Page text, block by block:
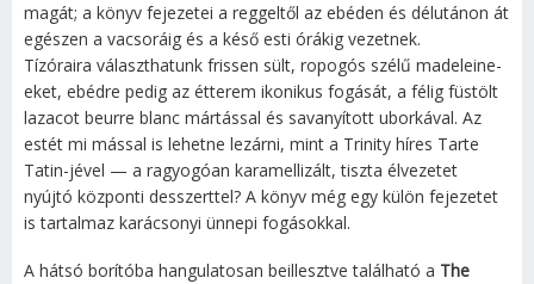
magát; a könyv fejezetei a reggeltől az ebéden és délutánon át
egészen a vacsoráig és a késő esti órákig vezetnek.
Tízóraira választhatunk frissen sült, ropogós szélű madeleine-
eket, ebédre pedig az étterem ikonikus fogását, a félig füstölt
lazacot beurre blanc mártással és savanyított uborkával. Az
estét mi mással is lehetne lezárni, mint a Trinity híres Tarte
Tatin-jével — a ragyogóan karamellizált, tiszta élvezetet
nyújtó központi desszerttel? A könyv még egy külön fejezetet
is tartalmaz karácsonyi ünnepi fogásokkal.
A hátsó borítóba hangulatosan beillesztve található a The